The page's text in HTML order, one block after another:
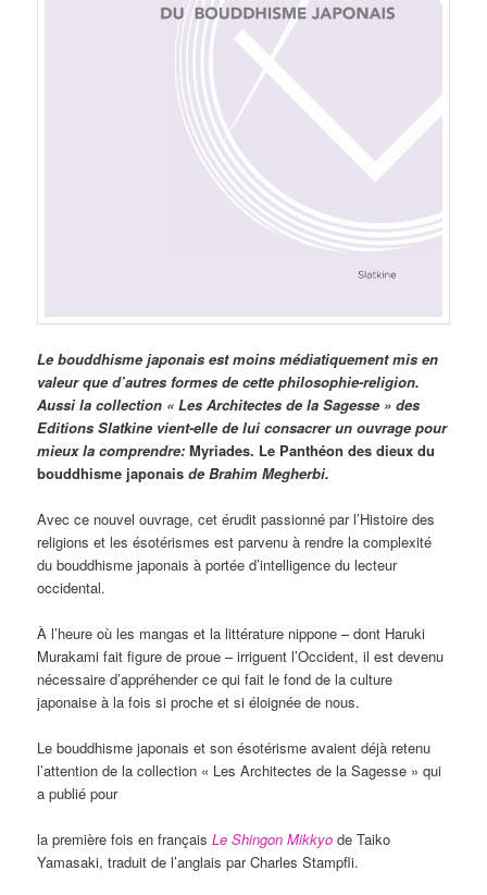
Le bouddhisme japonais est moins médiatiquement mis en
valeur que d’autres formes de cette philosophie-religion.
Aussi la collection « Les Architectes de la Sagesse » des
Editions Slatkine vient-elle de lui consacrer un ouvrage pour
mieux la comprendre:Myriades. Le Panthéon des dieux du
bouddhisme japonais de Brahim Megherbi.
Avec ce nouvel ouvrage, cet érudit passionné par l’Histoire des
religions et les ésotérismes est parvenu à rendre la complexité
du bouddhisme japonais à portée d’intelligence du lecteur
occidental.
À l’heure où les mangas et la littérature nippone – dont Haruki
Murakami fait figure de proue – irriguent l’Occident, il est devenu
nécessaire d’appréhender ce qui fait le fond de la culture
japonaise à la fois si proche et si éloignée de nous.
Le bouddhisme japonais et son ésotérisme avaient déjà retenu
l’attention de la collection « Les Architectes de la Sagesse » qui
a publié pour
la première fois en françaisLe Shingon Mikkyo de Taiko
Yamasaki, traduit de l’anglais par Charles Stampfli.